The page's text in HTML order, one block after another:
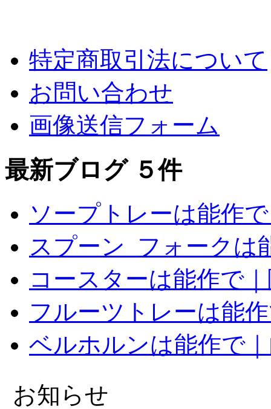
特定商取引法について
お問い合わせ
画像送信フォーム
最新ブログ ５件
ソープトレーは能作
スプーン_フォークは
コースターは能作で
フルーツトレーは能
ベルホルンは能作で
お知らせ